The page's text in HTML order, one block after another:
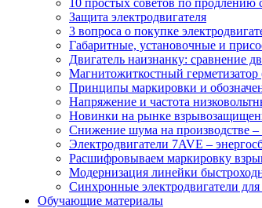
10 простых советов по продлению
Защита электродвигателя
3 вопроса о покупке
Габаритные, установочные и
Двигатель наизнанку: сравнение
Магнитожиткостный
Принципы маркировки и
Напряжение и частота
Новинки на рынке
Снижение шума на производстве –
Электродвигатели 7AVE –
Расшифровываем маркировку
Модернизация линейки
Синхронные электродвигатели
Обучающие материалы